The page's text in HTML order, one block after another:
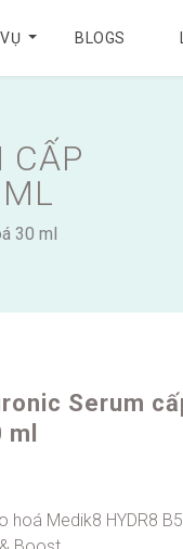
BLOGS
CẤP
30 ml
Serum
Medik8 HYDR8